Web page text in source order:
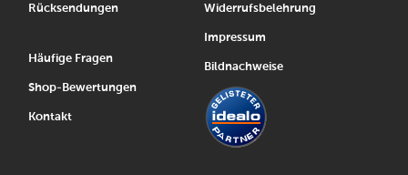
Rücksendungen
Häufige Fragen
Shop-Bewertungen
Kontakt
Widerrufsbelehrung
Impressum
Bildnachweise